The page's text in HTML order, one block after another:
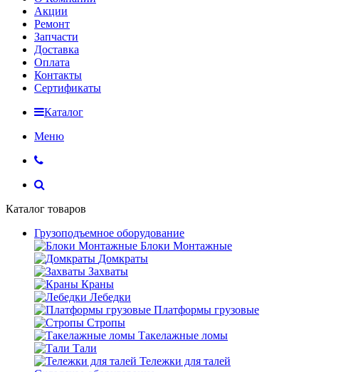
Акции
Ремонт
Запчасти
Доставка
Оплата
Контакты
Сертификаты
Каталог
Меню
Каталог товаров
Грузоподъемное оборудование
Блоки Монтажные
Домкраты
Захваты
Краны
Лебедки
Платформы грузовые
Стропы
Такелажные ломы
Тали
Тележки для талей